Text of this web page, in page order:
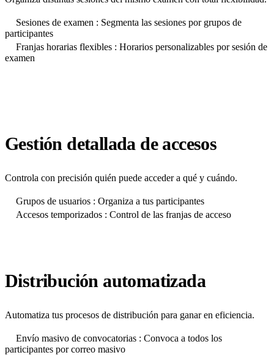
Sesiones de examen : Segmenta las sesiones por grupos de
participantes
Franjas horarias flexibles : Horarios personalizables por sesión de
examen
Gestión detallada de accesos
Controla con precisión quién puede acceder a qué y cuándo.
Grupos de usuarios : Organiza a tus participantes
Accesos temporizados : Control de las franjas de acceso
Distribución automatizada
Automatiza tus procesos de distribución para ganar en eficiencia.
Envío masivo de convocatorias : Convoca a todos los
participantes por correo masivo